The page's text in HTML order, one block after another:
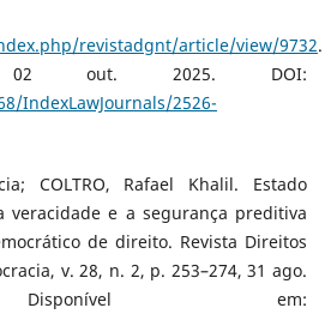
revistadgnt/article/view/9732.
02 out. 2025. DOI:
IndexLawJournals/2526-
COLTRO, Rafael Khalil. Estado
e a segurança preditiva
de direito. Revista Direitos
v. 28, n. 2, p. 253–274, 31 ago.
em: